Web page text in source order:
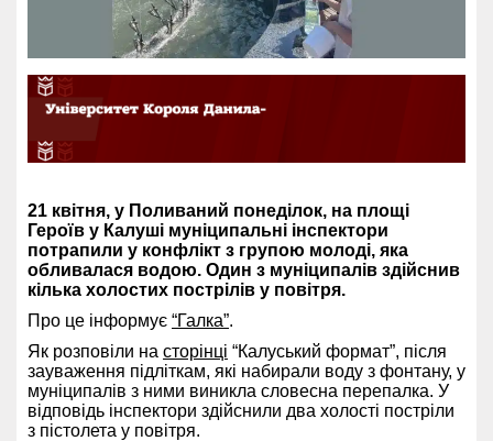
21 квітня, у Поливаний понеділок, на площі
Героїв у Калуші муніципальні інспектори
потрапили у конфлікт з групою молоді, яка
обливалася водою. Один з муніципалів здійснив
кілька холостих пострілів у повітря.
Про це інформує “Галка”.
Як розповіли на сторінці “Калуський формат”, після
зауваження підліткам, які набирали воду з фонтану, у
муніципалів з ними виникла словесна перепалка. У
відповідь інспектори здійснили два холості постріли
з пістолета у повітря.